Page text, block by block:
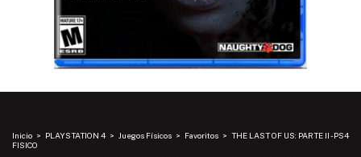
Inicio > PLAYSTATION 4 > Juegos Físicos > Favoritos > THE LAST OF US: PARTE II - PS4
FISICO